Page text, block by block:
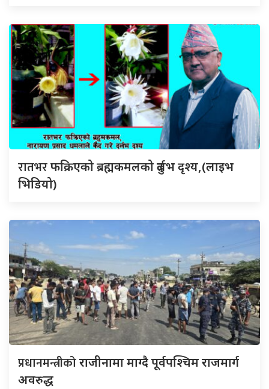
रातभरफक्रिएको ब्रह्मकमलको दुर्लभ दृश्य,(लाइभ
भिडियो)
प्रधानमन्त्रीकोराजीनामा माग्दै पूर्वपश्चिम राजमार्ग
अवरुद्ध